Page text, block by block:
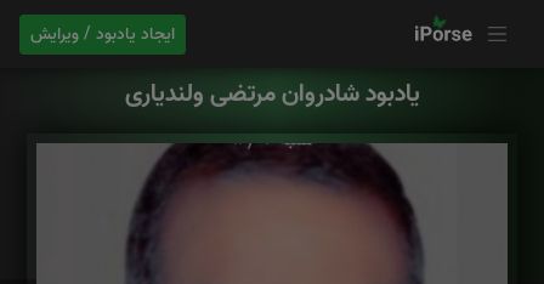
ایجاد یادبود / ویرایش
یادبود شادروان مرتضی ولندیاری